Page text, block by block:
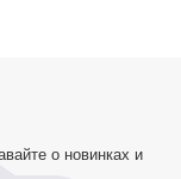
о новинках и